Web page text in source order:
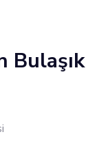
Bulaşık